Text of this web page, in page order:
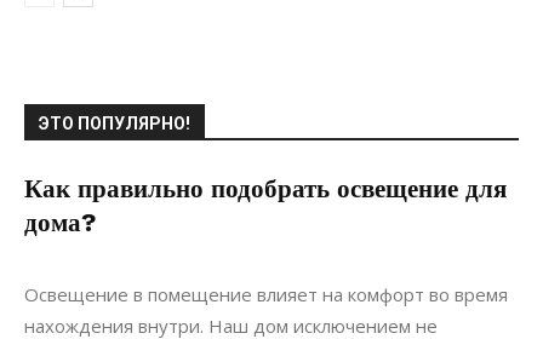
ЭТО ПОПУЛЯРНО!
Как правильно подобрать освещение для
дома?
09.09.2021
Освещение в помещение влияет на комфорт во время
нахождения внутри. Наш дом исключением не